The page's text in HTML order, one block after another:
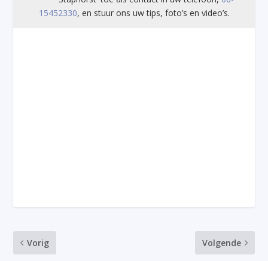
15452330, en stuur ons uw tips, foto’s en video’s.
Vorig Volgende